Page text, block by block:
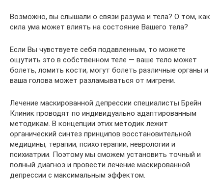
Возможно, вы слышали о связи разума и тела? О том, как
сила ума может влиять на состояние Вашего тела?
Если Вы чувствуете себя подавленным, то можете
ощутить это в собственном теле — ваше тело может
болеть, ломить кости, могут болеть различные органы и
ваша голова может разламываться от мигрени.
Лечение маскированной депрессии специалисты Брейн
Клиник проводят по индивидуально адаптированным
методикам. В концепции этих методик лежит
органический синтез принципов восстановительной
медицины, терапии, психотерапии, неврологии и
психиатрии. Поэтому мы сможем установить точный и
полный диагноз и провести лечение маскированной
депрессии с максимальным эффектом.